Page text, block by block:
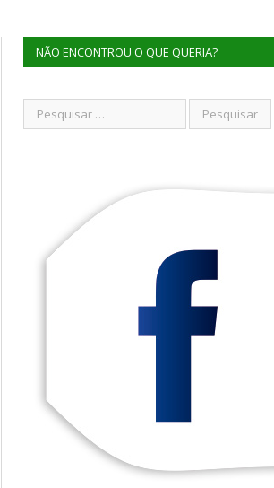
NÃO ENCONTROU O QUE QUERIA?